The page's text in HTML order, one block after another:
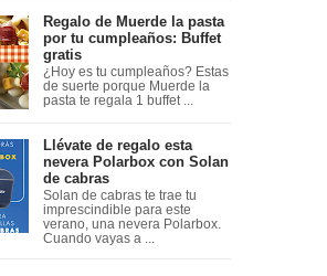
Regalo de Muerde la pasta
por tu cumpleaños: Buffet
gratis
¿Hoy es tu cumpleaños? Estas
de suerte porque Muerde la
pasta te regala 1 buffet ...
Llévate de regalo esta
nevera Polarbox con Solan
de cabras
Solan de cabras te trae tu
imprescindible para este
verano, una nevera Polarbox.
Cuando vayas a ...